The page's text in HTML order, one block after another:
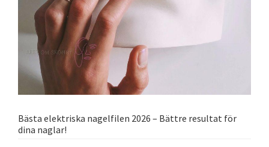
Bästa elektriska nagelfilen 2026 – Bättre resultat för
dina naglar!